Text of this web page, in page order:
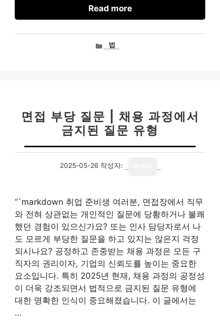
Read more
카법
면접 부당 질문 | 채용 과정에서
금지된 질문 유형
2025-05-26 작성자:
“`markdown 취업 준비생 여러분, 면접장에서 직무
와 전혀 상관없는 개인적인 질문에 당황하거나 불쾌
했던 경험이 있으신가요? 또는 인사 담당자로서 나
도 모르게 부당한 질문을 하고 있지는 않은지 걱정
되시나요? 공정하고 존중받는 채용 과정은 모든 구
직자의 권리이자, 기업의 신뢰도를 높이는 중요한
요소입니다. 특히 2025년 현재, 채용 과정의 공정성
이 더욱 강조되면서 법적으로 금지된 질문 유형에
대한 명확한 인식이 중요해졌습니다. 이 글에서는
…